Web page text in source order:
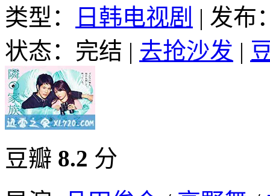
类型： 日韩电视剧 | 发布
状态：完结 | 去抢沙发 |
豆瓣 8.2 分